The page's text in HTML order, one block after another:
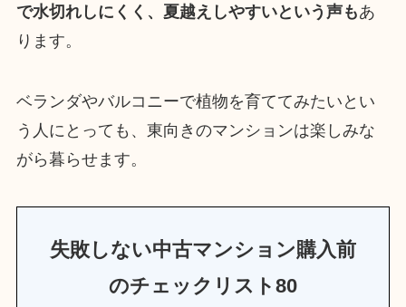
で水切れしにくく、夏越えしやすいという声もあ
ります。
ベランダやバルコニーで植物を育ててみたいとい
う人にとっても、東向きのマンションは楽しみな
がら暮らせます。
失敗しない中古マンション購入前
のチェックリスト80